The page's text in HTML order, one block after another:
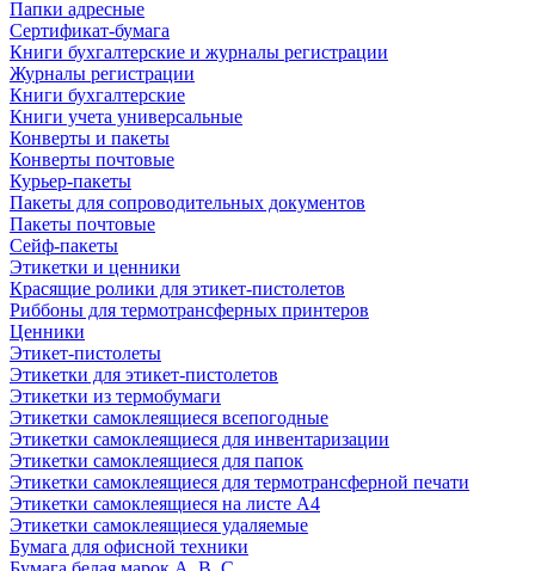
Папки адресные
Сертификат-бумага
Книги бухгалтерские и журналы регистрации
Журналы регистрации
Книги бухгалтерские
Книги учета универсальные
Конверты и пакеты
Конверты почтовые
Курьер-пакеты
Пакеты для сопроводительных документов
Пакеты почтовые
Сейф-пакеты
Этикетки и ценники
Красящие ролики для этикет-пистолетов
Риббоны для термотрансферных принтеров
Ценники
Этикет-пистолеты
Этикетки для этикет-пистолетов
Этикетки из термобумаги
Этикетки самоклеящиеся всепогодные
Этикетки самоклеящиеся для инвентаризации
Этикетки самоклеящиеся для папок
Этикетки самоклеящиеся для термотрансферной печати
Этикетки самоклеящиеся на листе А4
Этикетки самоклеящиеся удаляемые
Бумага для офисной техники